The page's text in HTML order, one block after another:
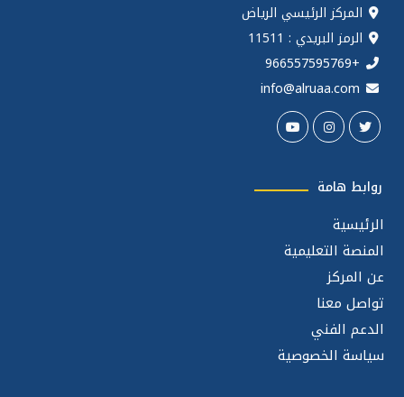
المركز الرئيسي الرياض
الرمز البريدي : 11511
+966557595769
info@alruaa.com
روابط هامة
الرئيسية
المنصة التعليمية
عن المركز
تواصل معنا
الدعم الفني
سياسة الخصوصية